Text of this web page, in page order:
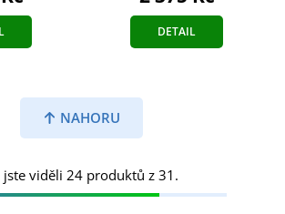
DETAIL
NAHORU
jste viděli 24 produktů z 31.